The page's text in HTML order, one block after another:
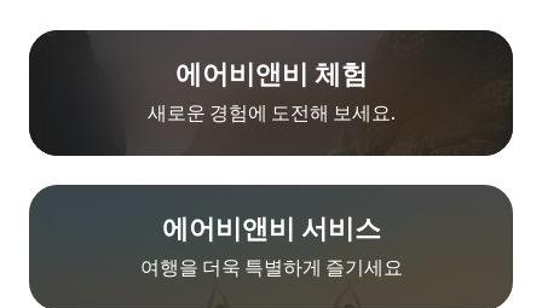
에어비앤비 체험
새로운 경험에 도전해 보세요.
에어비앤비 서비스
여행을 더욱 특별하게 즐기세요